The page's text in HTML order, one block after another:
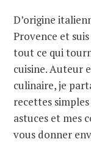
D’origine
Provence et
tout ce qui
cuisine. Auteur
culinaire, je
recettes
astuces et mes
vous donner